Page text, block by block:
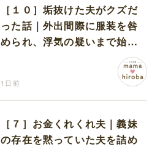
［１０］垢抜けた夫がクズだ
った話｜外出間際に服装を咎
められ、浮気の疑いまで始め
1日前
［７］お金くれくれ夫｜義妹
の存在を黙っていた夫を詰め